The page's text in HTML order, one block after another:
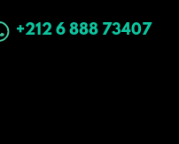
+212 6 888 73407